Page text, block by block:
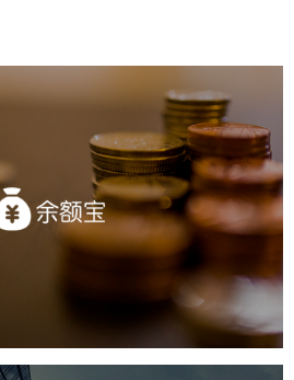
金(余额宝)
移动端网站